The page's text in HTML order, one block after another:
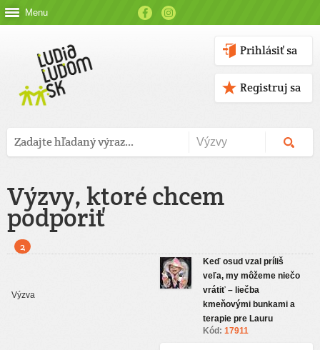
Menu
Prihlásiť sa
Registruj sa
Výzvy, ktoré chcem
podporiť
2
Keď osud vzal príliš
veľa, my môžeme niečo
vrátiť – liečba
kmeňovými bunkami a
terapie pre Lauru
Kód: 17911